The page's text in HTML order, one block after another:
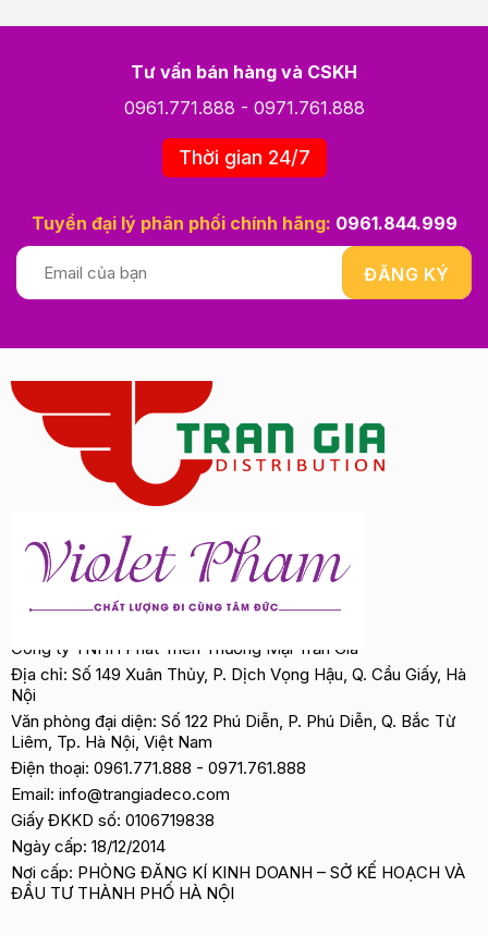
Tư vấn bán hàng và CSKH
0961.771.888 - 0971.761.888
Thời gian 24/7
Tuyển đại lý phân phối chính hãng: 0961.844.999
Công ty TNHH Phát Triển Thương Mại Trần Gia
Địa chỉ: Số 149 Xuân Thủy, P. Dịch Vọng Hậu, Q. Cầu Giấy, Hà
Nội
Văn phòng đại diện: Số 122 Phú Diễn, P. Phú Diễn, Q. Bắc Từ
Liêm, Tp. Hà Nội, Việt Nam
Điện thoại: 0961.771.888 - 0971.761.888
Email: info@trangiadeco.com
Giấy ĐKKD số: 0106719838
Ngày cấp: 18/12/2014
Nơi cấp: PHÒNG ĐĂNG KÍ KINH DOANH – SỞ KẾ HOẠCH VÀ
ĐẦU TƯ THÀNH PHỐ HÀ NỘI